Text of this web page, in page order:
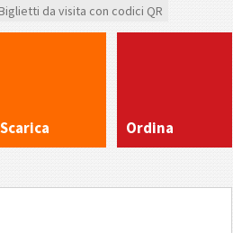
da visita con codici QR
Scarica Ordina